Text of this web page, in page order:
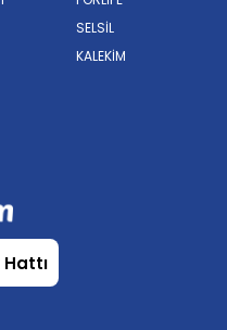
SELSİL
KALEKİM